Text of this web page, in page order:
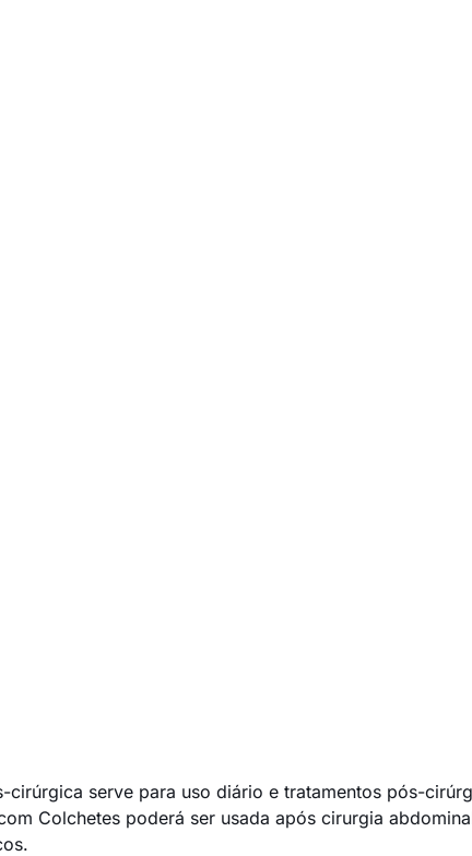
cirúrgica serve para uso diário e tratamentos pós-
Colchetes poderá ser usada após cirurgia